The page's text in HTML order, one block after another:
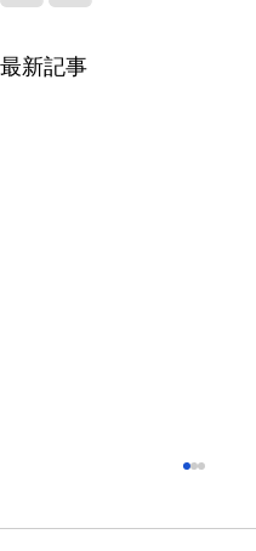
最新記事